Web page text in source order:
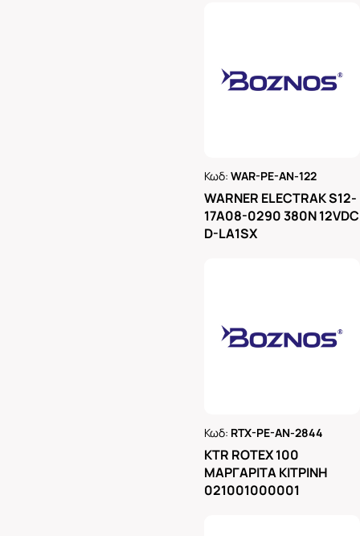
Κωδ:WAR-PE-AN-122
WARNER ELECTRAK S12-
17A08-0290 380N 12VDC
D-LA1SX
Κωδ: RTX-PE-AN-2844
KTR ROTEX 100
ΜΑΡΓΑΡΙΤΑ ΚΙΤΡΙΝΗ
021001000001